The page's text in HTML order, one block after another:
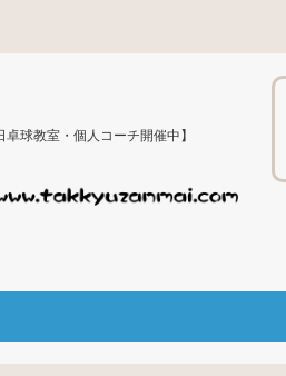
教室・個人コーチ開催中】